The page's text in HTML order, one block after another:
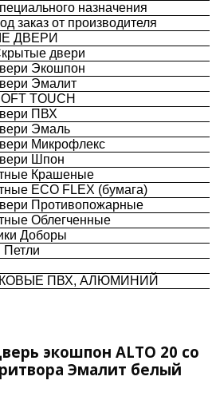
назначения
заказ от производителя
ДВЕРИ
двери
Экошпон
Эмалит
TOUCH
ПВХ
Эмаль
Микрофлекс
Шпон
Крашеные
ECO FLEX (бумага)
Противопожарные
Облегченные
Доборы
Петли
ПВХ, АЛЮМИНИЙ
экошпон ALTO 20 со
Эмалит белый